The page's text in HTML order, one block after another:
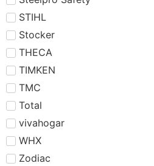
STIHL
Stocker
THECA
TIMKEN
TMC
Total
vivahogar
WHX
Zodiac